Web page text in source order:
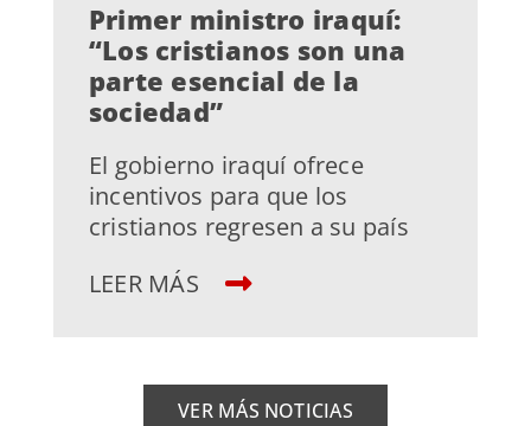
Primer ministro iraquí:
“Los cristianos son una
parte esencial de la
sociedad”
El gobierno iraquí ofrece
incentivos para que los
cristianos regresen a su país
LEER MÁS
VER MÁS NOTICIAS